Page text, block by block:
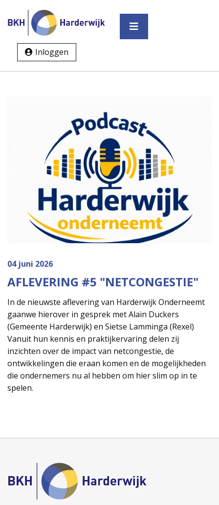
Inloggen
04 juni 2026
AFLEVERING #5 "NETCONGESTIE"
In de nieuwste aflevering van Harderwijk Onderneemt
gaanwe hierover in gesprek met Alain Duckers
(Gemeente Harderwijk) en Sietse Lamminga (Rexel)
Vanuit hun kennis en praktijkervaring delen zij
inzichten over de impact van netcongestie, de
ontwikkelingen die eraan komen en de mogelijkheden
die ondernemers nu al hebben om hier slim op in te
spelen.